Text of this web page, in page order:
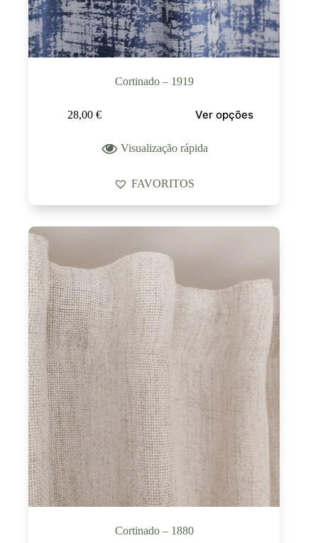
Cortinado – 1919
28,00 € Ver opções
Visualização rápida
FAVORITOS
Cortinado – 1880